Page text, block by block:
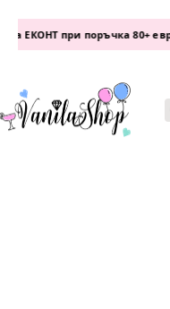
при поръчка 80+ евро